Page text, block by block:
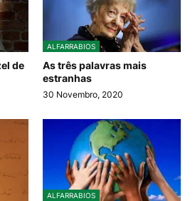
de
ALFARRABIOS
As três palavras mais
estranhas
30 Novembro, 2020
ALFARRABIOS